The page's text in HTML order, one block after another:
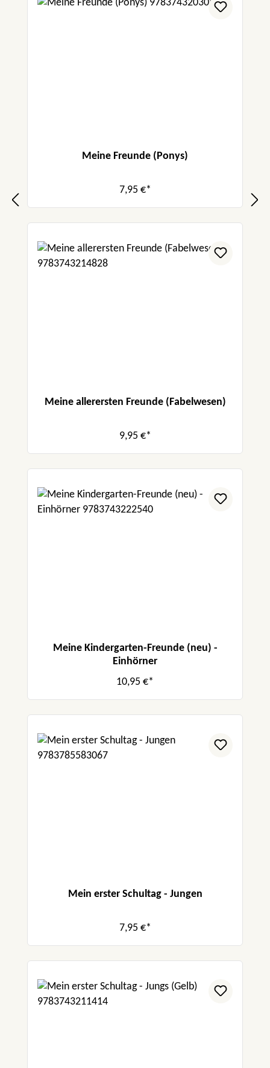
Meine Freunde (Ponys)
7,95 €*
Meine allerersten Freunde (Fabelwesen)
9,95 €*
Meine Kindergarten-Freunde (neu) -
Einhörner
10,95 €*
Mein erster Schultag - Jungen
7,95 €*